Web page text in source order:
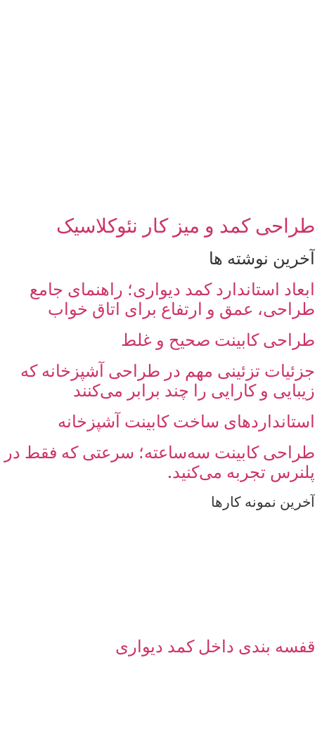
طراحی کمد و میز کار نئوکلاسیک
آخرین نوشته ها
ابعاد استاندارد کمد دیواری؛ راهنمای جامع
طراحی، عمق و ارتفاع برای اتاق خواب
طراحی کابینت صحیح و غلط
جزئیات تزئینی مهم در طراحی آشپزخانه که
زیبایی و کارایی را چند برابر می‌کنند
استانداردهای ساخت کابینت آشپزخانه
طراحی کابینت سه‌ساعته؛ سرعتی که فقط در
پلنرس تجربه می‌کنید.
آخرین نمونه کارها
قفسه بندی داخل کمد دیواری